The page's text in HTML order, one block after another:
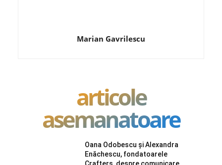
Marian Gavrilescu
articole
asemanatoare
Oana Odobescu și Alexandra
Enăchescu, fondatoarele